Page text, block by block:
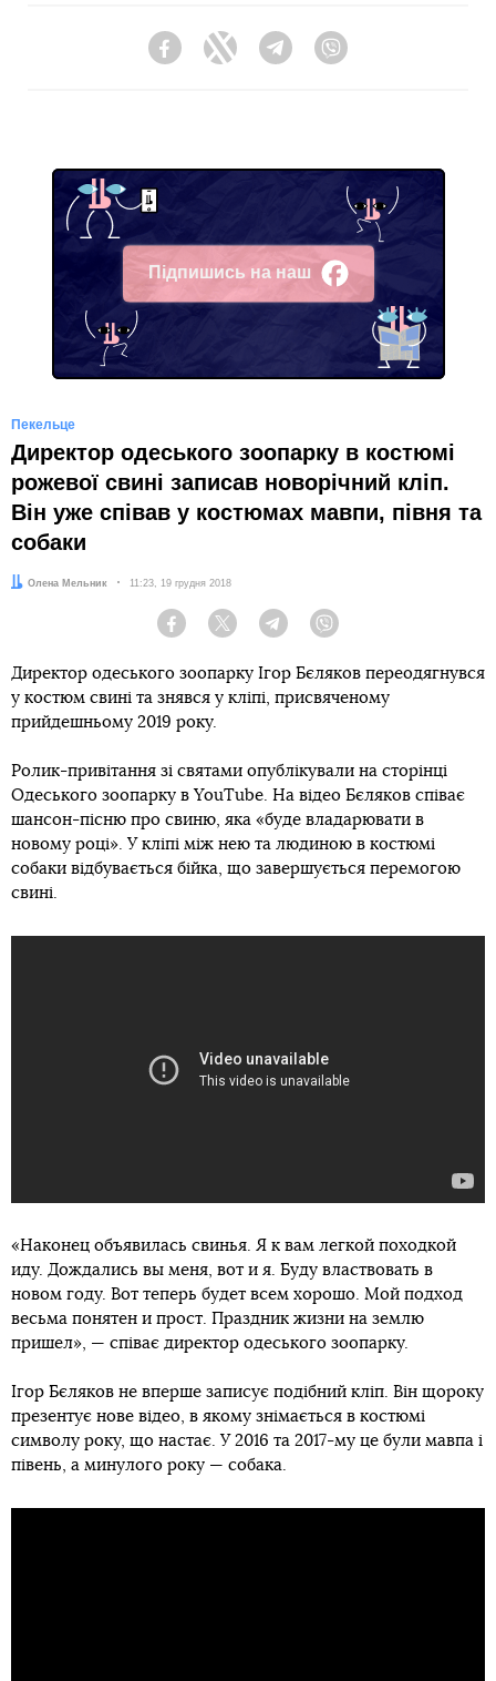
FacebookTwitter Telegram
Підпишись на наш
Facebook
Пекельце
Директор одеського зоопарку в костюмі
рожевої свині записав новорічний кліп.
Він уже співав у костюмах мавпи, півня та
собаки
Автор:
Олена Мельник Дата:
11:23, 19 грудня 2018
Facebook Twitter Telegram
Директор одеського зоопарку Ігор Бєляков переодягнувся
у костюм свині та знявся у кліпі, присвяченому
прийдешньому 2019 року.
Ролик-привітання зі святами опублікували на сторінці
Одеського зоопарку в YouTube. На відео Бєляков співає
шансон-пісню про свиню, яка «буде владарювати в
новому році». У кліпі між нею та людиною в костюмі
собаки відбувається бійка, що завершується перемогою
свині.
«Наконец объявилась свинья. Я к вам легкой походкой
иду. Дождались вы меня, вот и я. Буду властвовать в
новом году. Вот теперь будет всем хорошо. Мой подход
весьма понятен и прост. Праздник жизни на землю
пришел», — співає директор одеського зоопарку.
Ігор Бєляков не вперше записує подібний кліп. Він щороку
презентує нове відео, в якому знімається в костюмі
символу року, що настає. У 2016 та 2017-му це були мавпа і
півень, а минулого року — собака.